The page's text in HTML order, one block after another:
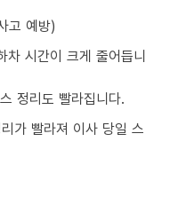
고 예방)
차 시간이 크게 줄어듭니
정리도 빨라집니다.
가 빨라져 이사 당일 스